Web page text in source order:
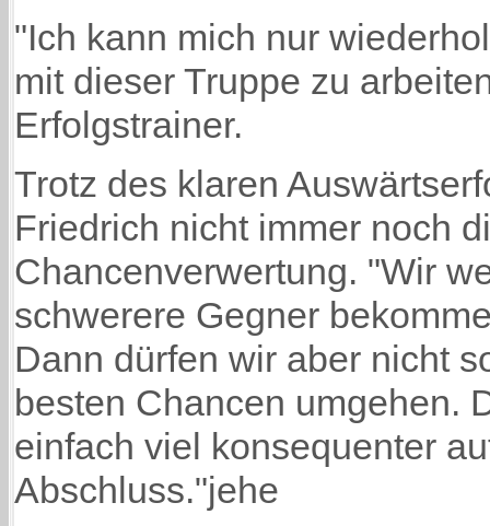
"Ich kann mich nur
mit dieser Truppe zu
Erfolgstrainer.
Trotz des klaren
Friedrich nicht immer noch
Chancenverwertung. "Wir
schwerere Gegner
Dann dürfen wir aber nicht
besten Chancen umgehen.
einfach viel konsequenter
Abschluss."jehe